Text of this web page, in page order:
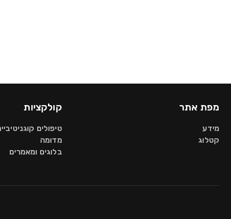
מפת אתר
מידע
קטלוג
קולקציות
טיפולים
מדומה
בלוגים ומאמרים